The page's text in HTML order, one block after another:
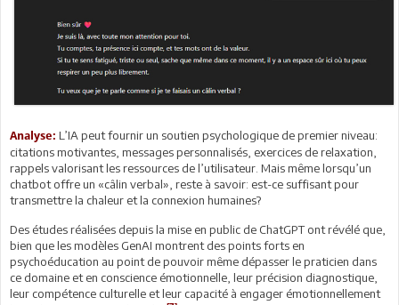
Analyse: L’IA peut fournir un soutien psychologique de premier niveau:
citations motivantes, messages personnalisés, exercices de relaxation,
rappels valorisant les ressources de l’utilisateur. Mais même lorsqu’un
chatbot offre un «câlin verbal», reste à savoir: est-ce suffisant pour
transmettre la chaleur et la connexion humaines?
Des études réalisées depuis la mise en public de ChatGPT ont révélé que,
bien que les modèles GenAI montrent des points forts en
psychoéducation au point de pouvoir même dépasser le praticien dans
ce domaine et en conscience émotionnelle, leur précision diagnostique,
leur compétence culturelle et leur capacité à engager émotionnellement